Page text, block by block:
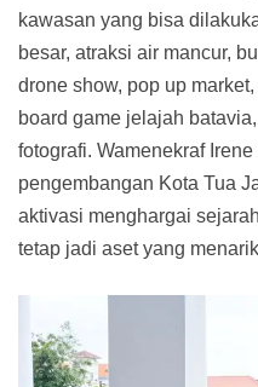
kawasan yang bisa
besar, atraksi air mancur,
drone show, pop up
board game jelajah
fotografi. Wamenekraf
pengembangan Kota Tua
aktivasi menghargai
tetap jadi aset yang